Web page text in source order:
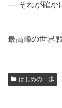
──それが確か
最高峰の世界
はじめの一歩